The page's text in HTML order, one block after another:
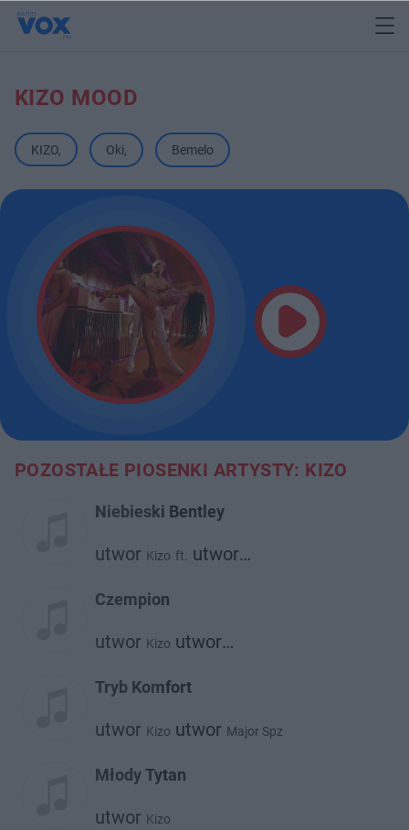
KIZO MOOD
KIZO, Oki, Bemelo
POZOSTAŁE PIOSENKI ARTYSTY: KIZO
Niebieski Bentley
utwor Kizo ft. utwor
Czempion
utwor Kizo utwor
Tryb Komfort
utwor Kizo utwor Major Spz
Młody Tytan
utwor Kizo